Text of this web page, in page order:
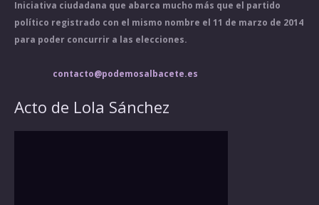
Iniciativa ciudadana que abarca mucho más que el partido
político registrado con el mismo nombre el 11 de marzo de 2014
para poder concurrir a las elecciones.
contacto@podemosalbacete.es
Acto de Lola Sánchez